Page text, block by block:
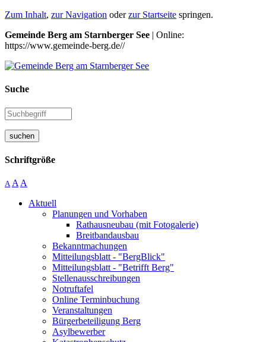
Zum Inhalt, zur Navigation oderzur Startseite springen.
Gemeinde Berg am Starnberger See | Online:
https://www.gemeinde-berg.de//
Suche
suchen
Schriftgröße
A A A
Aktuell
Planungen und Vorhaben
Rathausneubau (mit Fotogalerie)
Breitbandausbau
Bekanntmachungen
Mitteilungsblatt - "BergBlick"
Mitteilungsblatt - "Betrifft Berg"
Stellenausschreibungen
Notruftafel
Online Terminbuchung
Veranstaltungen
Bürgerbeteiligung Berg
Asylbewerber